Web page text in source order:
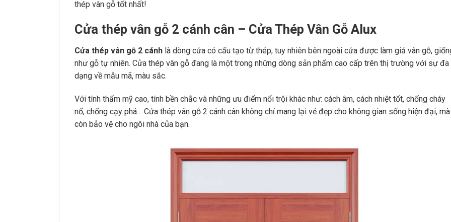
thép vân gỗ tốt nhất!
Cửa thép vân gỗ 2 cánh cân – Cửa Thép Vân Gỗ Alux
Cửa thép vân gỗ 2 cánh là dòng cửa có cấu tạo từ thép, tuy nhiên bên ngoài cửa được làm giả vân gỗ,
như gỗ tự nhiên. Cửa thép vân gỗ đang là một trong những dòng sản phẩm cao cấp trên thị trường với sự đa
dạng về mẫu mã, màu sắc.
Với tính thẩm mỹ cao, tính bền chắc và những ưu điểm nổi trội khác như: cách âm, cách nhiệt tốt, chống cháy
nổ, chống cạy phá… Cửa thép vân gỗ 2 cánh cân không chỉ mang lại vẻ đẹp cho không gian sống hiện đại, mà
còn bảo vệ cho ngôi nhà của bạn.